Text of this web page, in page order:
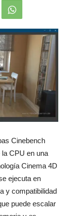
Cinebench
CPU en una
Cinema 4D
ejecuta en
y compatibilidad
puede escalar